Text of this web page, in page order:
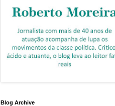
Blog Archive